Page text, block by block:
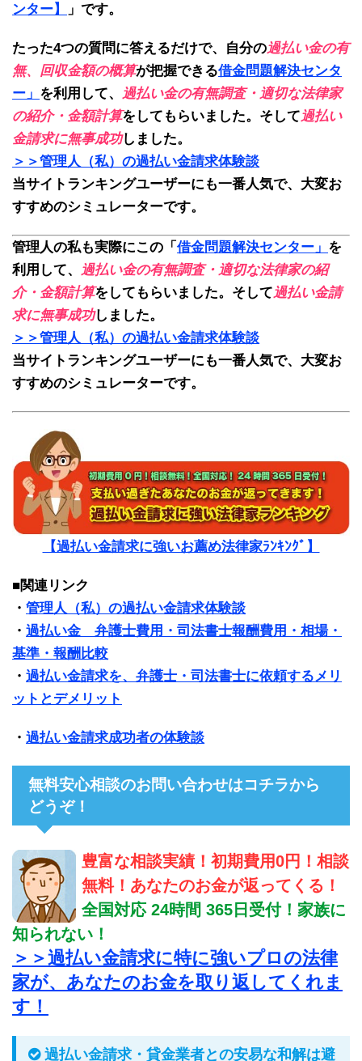
ンター】
」 です。
たった4つの質問に答えるだけで、自分の過払い金の有
無、回収金額の概算が把握できる借金問題解決センタ
ー」 を利用して、
過払い金の有無調査・適切な法律家
の紹介・金額計算をしてもらいました。そして過払い
金請求に無事成功しました。
＞＞管理人（私）の過払い金請求体験談
当サイトランキングユーザーにも一番人気で、大変お
すすめのシミュレーターです。
管理人の私も実際にこの 「 借金問題解決センター」 を
利用して、
過払い金の有無調査・適切な法律家の紹
介・金額計算をしてもらいました。そして過払い金請
求に無事成功しました。
＞＞管理人（私）の過払い金請求体験談
当サイトランキングユーザーにも一番人気で、大変お
すすめのシミュレーターです。
【過払い金請求に強いお薦め法律家ﾗﾝｷﾝｸﾞ】
■関連リンク
・ 管理人（私）の過払い金請求体験談
・ 過払い金 弁護士費用・司法書士報酬費用・相場・
基準・報酬比較
・ 過払い金請求を、弁護士・司法書士に依頼するメリ
ットとデメリット
・ 過払い金請求成功者の体験談
無料安心相談のお問い合わせはコチラから
どうぞ！
豊富な相談実績！初期費用0円！相談
無料！あなたのお金が返ってくる！
全国対応 24時間 365日受付！家族に
知られない！
＞＞過払い金請求に特に強いプロの法律
家が、あなたのお金を取り返してくれま
す！
過払い金請求・貸金業者との安易な和解は避